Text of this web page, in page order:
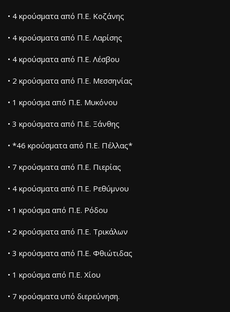
• 4 κρούσματα από Π.Ε. Κοζάνης
• 4 κρούσματα από Π.Ε. Λαρίσης
• 4 κρούσματα από Π.Ε. Λέσβου
• 2 κρούσματα από Π.Ε. Μεσσηνίας
• 1 κρούσμα από Π.Ε. Μυκόνου
• 3 κρούσματα από Π.Ε. Ξάνθης
• *46 κρούσματα από Π.Ε. Πέλλας*
• 7 κρούσματα από Π.Ε. Πιερίας
• 4 κρούσματα από Π.Ε. Ρεθύμνου
• 1 κρούσμα από Π.Ε. Ρόδου
• 2 κρούσματα από Π.Ε. Τρικάλων
• 3 κρούσματα από Π.Ε. Φθιώτιδας
• 1 κρούσμα από Π.Ε. Χίου
• 7 κρούσματα υπό διερεύνηση.